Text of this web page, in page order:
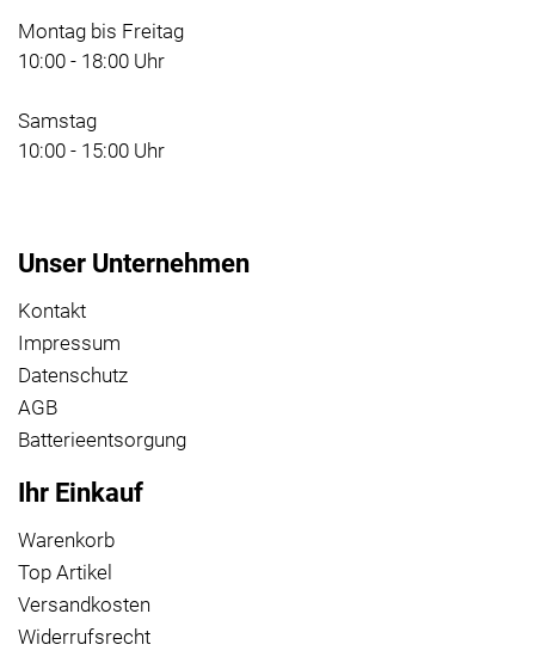
Montag bis Freitag
10:00 - 18:00 Uhr
Samstag
10:00 - 15:00 Uhr
Unser Unternehmen
Kontakt
Impressum
Datenschutz
AGB
Batterieentsorgung
Ihr Einkauf
Warenkorb
Top Artikel
Versandkosten
Widerrufsrecht